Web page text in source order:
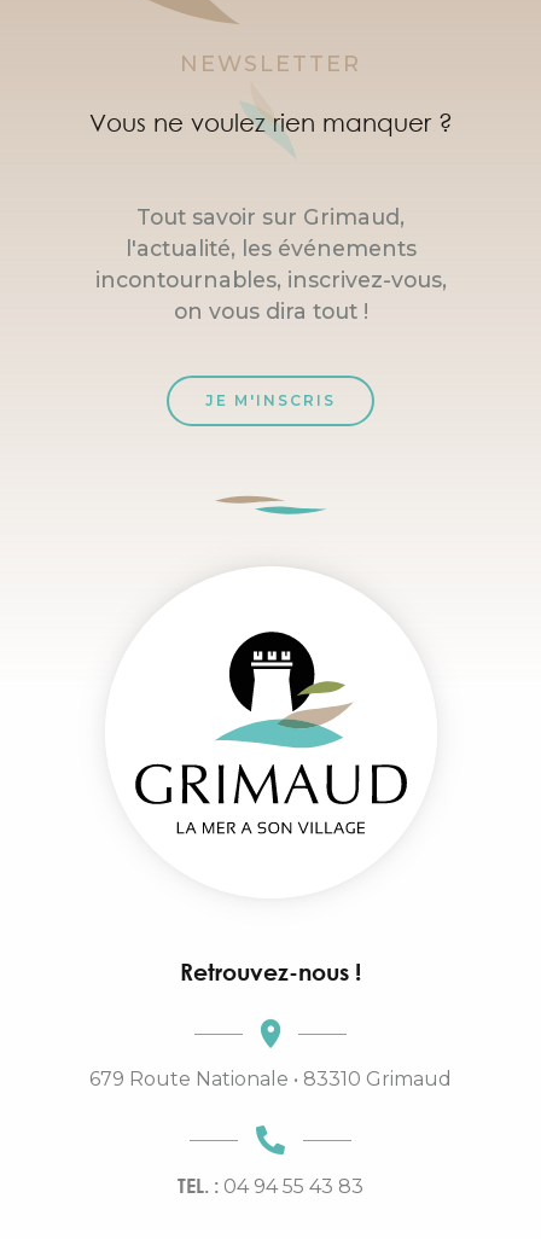
NEWSLETTER
Vous ne voulez rien manquer ?
Tout savoir sur Grimaud,
l'actualité, les événements
incontournables, inscrivez-vous,
on vous dira tout !
JE M'INSCRIS
Retrouvez-nous !
679 Route Nationale • 83310 Grimaud
TEL. : 04 94 55 43 83